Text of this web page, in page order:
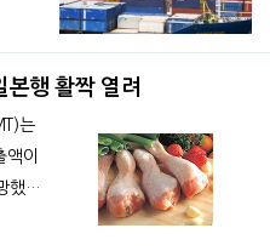
겠
다.
본행 활짝 열려
는
이
했다.